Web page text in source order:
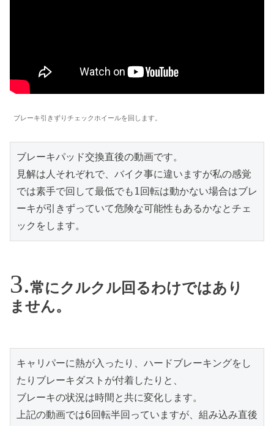
ブレーキ引きずりチェックホイールを回します。
ブレーキパッド交換直後の動画です。
見解は人それぞれで、バイク事に違いますが私の感覚
では素手で回して最低でも1回転は動かない場合はブレ
ーキが引きずっていて危険な可能性もあるかなとチェ
ックをします。
常にクルクル回るわけではあり
ません。
キャリパーに熱が入ったり、ハードブレーキングをし
たりブレーキダストが付着したりと、
ブレーキの状況は時間と共に変化します。
上記の動画では6回転半回っていますが、組み込み直後